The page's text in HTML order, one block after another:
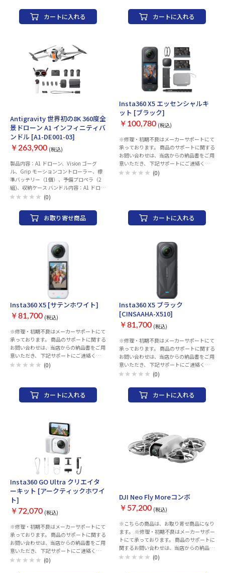
6634-4949 平日：10:00-12:00/14：00-
17：00 https://www.dji.com/jp/support
・1インチCMOSセンサー & 4K/240fps ・
リーン ・2倍ロスレスズーム ・107GB内
蔵ストレージ & 800MB/sの転送速度 ・
ActiveTrack 7.0 およびインテリジェント
フォーカス ・OsmoAudio 4チャンネル出
カートに入れる
幅x高さx奥行き：64x69x25 mm 本体重
量：154 g 同梱内容：GoPro MAX カメラ、
充電式バッテリー、交換用ハードシェルカ
イクロファイバーバッグ、マウント用バッ
クル、USB-C ケーブル、サムスクリュー
カートに入れる
Antigravity 世界初の8K 360度全
景ドローン A1 インフィニティバ
ンドル [A1-DE001-03]
￥263,900 (税込)
製品内容：A1 ドローン、Vision ゴーグ
ル、Grip モーションコントローラー、標
準バッテリー（1個）、予備プロペラ（2
組)、収納ケース バンドル内容：A1 ドロー
ン、Vision ゴーグル、Grip モーションコ
個）、予備プロペラ（4組)、収納ケース、
A1 充電ハブ、スリングバッグ、クイック
リーダー 保証期間：1年間 アフターサービ
https://insta360.com/supportをご覧く
(0)
お取り寄せ商品
Insta360 X5 エッセンシャルキ
ット [ブラック]
￥100,780 (税込)
※修理・初期不良はメーカーサポートにて
承っております。 商品のサポートに関する
お問い合わせは、当店からの納品書をご用
意いただき、 下記サポートにご連絡くださ
い。 ※当店での返品・交換は行っており
クションカメラ 記録メディア：
microSDHCカード microSDXCカード 手ブ
レ補正機構：○ 焦点距離：6mm F値：F2
チパネル：○ 静止画解像度：
11904×5952 メモリー静止画記録形式：
DNG メモリー動画解像度：7680×3840
インターフェース：USB 3.0 Typ-C 内蔵マ
イク：内蔵マイク×4 外部マイク入力：
3.5mmマイクアダプター(別売) LOG撮
影：○ 音声コントロール：○ Wi-Fi：○
Bluetooth：○ 防水性能：15m 耐低温性
能：-20℃ 幅x高さx奥行き：
46x124.5x38.2 mm 本体重量：200 g カラ
ー：ブラック
(0)
カートに入れる
Insta360 X5 [サテンホワイト]
￥81,700 (税込)
※修理・初期不良はメーカーサポートにて
承っております。 商品のサポートに関する
お問い合わせは、当店からの納品書をご用
意いただき、 下記サポートにご連絡くださ
い。 ※当店での返品・交換は行っており
10:00-13:30 14:30-19:00（祝日を除く）
画質：8K 撮像素子：1/1.28型 タイプ：ア
クションカメラ 記録メディア：
補正機構：○ 焦点距離：6mm F値：F2 夜
間撮影機能：○ 撮影時間：208 分 360度
カメラ：○ タッチパネル：○ 静止画解像
度：11904×5952 メモリー静止画記録形
式：DNG メモリー動画解像度：
7680×3840 インターフェース：USB 3.0
Typ-C 内蔵マイク：内蔵マイク×4 外部マ
イク入力：3.5mmマイクアダプター(別売)
LOG撮影：○ 音声コントロール：○ Wi-
Fi：○ Bluetooth：○ 防水性能：15m 耐低
温性能：-20℃ 幅x高さx奥行き：
46x124.5x38.2 mm 本体重量：200 g カラ
ー：サテンホワイト
(0)
カートに入れる
Insta360 X5 ブラック
[CINSAAHA-X510]
￥81,700 (税込)
※修理・初期不良はメーカーサポートにて
承っております。 商品のサポートに関する
お問い合わせは、当店からの納品書をご用
意いただき、 下記サポートにご連絡くださ
い。 ※当店での返品・交換は行っており
TEL：050-1731-8488 営業時間：月-金
10:00-13:30 14:30-19:00（祝日を除く）
画質：8K 撮像素子：1/1.28型 タイプ：ア
夜間撮影機能：○ 撮影時間：208 分 360
度カメラ：○ タッチパネル：○ 静止画解
像度：11904×5952 メモリー静止画記録
形式：DNG メモリー動画解像度：
LOG撮影：○ 音声コントロール：○ Wi-
Fi：○ Bluetooth：○ 防水性能：15m 耐低
温性能：-20℃ 幅x高さx奥行き：
ー：ブラック
(0)
カートに入れる
Insta360 GO Ultra クリエイタ
ーキット [アークティックホワイ
ト]
￥72,070 (税込)
※修理・初期不良はメーカーサポートにて
承っております。 商品のサポートに関する
お問い合わせは、当店からの納品書をご用
意いただき、 下記サポートにご連絡くださ
い。 ※当店での返品・交換は行っており
(0)
DJI Neo Fly Moreコンボ
￥57,200 (税込)
※こちらの商品は、お取り寄せ商品になり
ます。 ※修理・初期不良はメーカーサポー
トにて承っております。 商品のサポートに
関するお問い合わせは、当店からの納品書
をご用意いただき、 下記サポートにご連絡
(0)